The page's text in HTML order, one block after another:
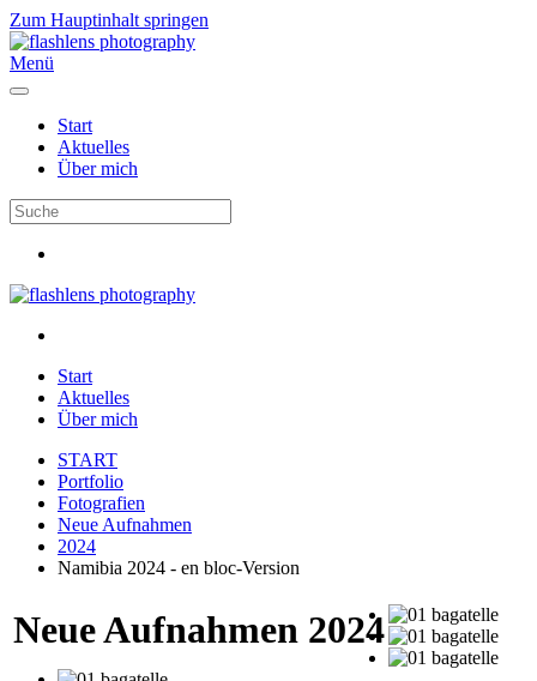
Zum Hauptinhalt springen
Menü
Start
Aktuelles
Über mich
Start
Aktuelles
Über mich
START
Portfolio
Fotografien
Neue Aufnahmen
2024
Namibia 2024 - en bloc-Version
Neue Aufnahmen 2024